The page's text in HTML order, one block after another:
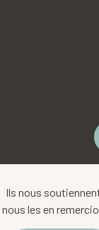
Ils nous
nous les en